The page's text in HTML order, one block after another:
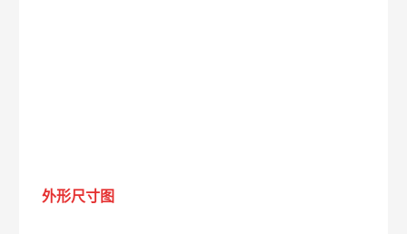
外形尺寸图